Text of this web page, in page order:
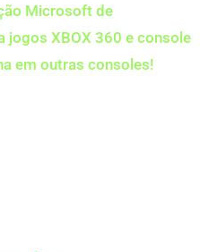
Microsoft de
jogos XBOX 360 e console
em outras consoles!